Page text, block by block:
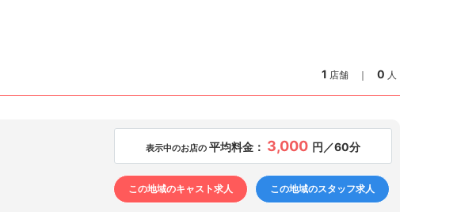
1 店舗 ｜ 0 人
表示中のお店の 平均料金： 3,000 円／60分
この地域のキャスト求人
この地域のスタッフ求人